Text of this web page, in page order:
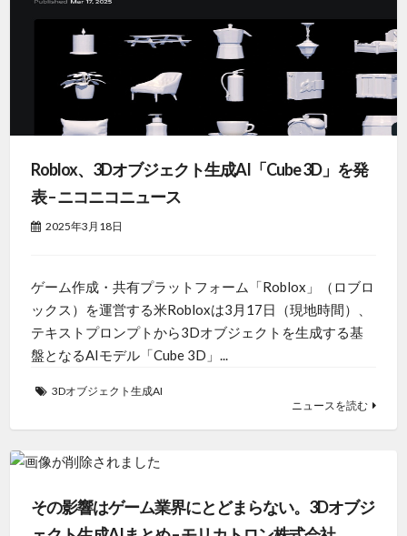
Roblox、3Dオブジェクト生成AI「Cube 3D」を発
表 – ニコニコニュース
2025年3月18日
ゲーム作成・共有プラットフォーム「Roblox」（ロブロ
ックス）を運営する米Robloxは3月17日（現地時間）、
テキストプロンプトから3Dオブジェクトを生成する基
盤となるAIモデル「Cube 3D」...
3Dオブジェクト生成AI
ニュースを読む
その影響はゲーム業界にとどまらない。3Dオブジ